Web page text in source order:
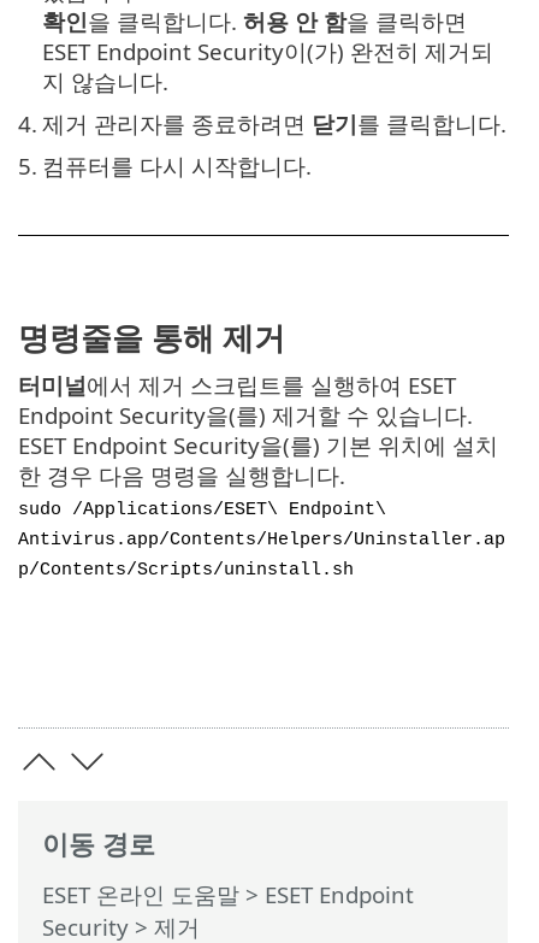
이동 경로
ESET 온라인 도움말 > ESET Endpoint
Security > 제거
확인을 클릭합니다. 허용 안 함을 클릭하면
ESET Endpoint Security이(가) 완전히 제거되
지 않습니다.
4. 제거 관리자를 종료하려면 닫기를 클릭합니다.
5. 컴퓨터를 다시 시작합니다.
명령줄을 통해 제거
터미널에서 제거 스크립트를 실행하여 ESET
Endpoint Security을(를) 제거할 수 있습니다.
ESET Endpoint Security을(를) 기본 위치에 설치
한 경우 다음 명령을 실행합니다.
sudo /Applications/ESET\ Endpoint\
Antivirus.app/Contents/Helpers/Uninstaller.ap
p/Contents/Scripts/uninstall.sh